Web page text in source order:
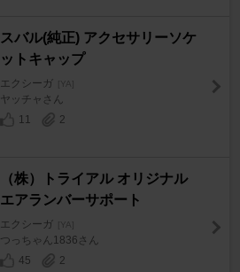
スバル(純正) アクセサリーソケ
ットキャップ
エクシーガ [YA]
ヤッチャさん
11
2
（株）トライアル オリジナル
エアランバーサポート
エクシーガ [YA]
つっちゃん1836さん
45
2